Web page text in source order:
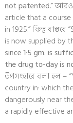
not patented.”
article that a
in 1925.” কিন্তু
is now supplied by
since 1·5 gm. is
the drug to-day is
উপসংহারে বলা হল –
country in· which
dangerously near
a rapidly effective